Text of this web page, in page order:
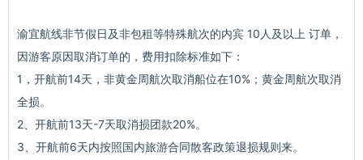
渝宜航线非节假日及非包租等特殊航次的内宾 10人及以上 订单，
因游客原因取消订单的，费用扣除标准如下：
1，开航前14天，非黄金周航次取消船位在10%；黄金周航次取消
全损。
2、开航前13天-7天取消损团款20%。
3、开航前6天内按照国内旅游合同散客政策退损规则来。